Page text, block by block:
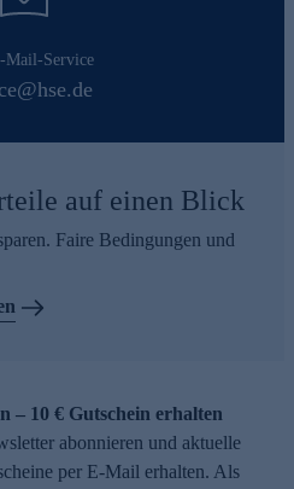
Mail-Service
auf einen Blick
Faire Bedingungen und
– 10 € Gutschein erhalten
abonnieren und aktuelle
per E-Mail erhalten. Als